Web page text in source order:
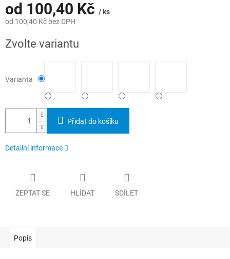
od 100,40 Kč / ks
od 100,40 Kč bez DPH
cena:
Zvolte variantu
Varianta
Přidat do košíku
Detailní informace
ZEPTAT SE HLÍDAT SDÍLET
Popis